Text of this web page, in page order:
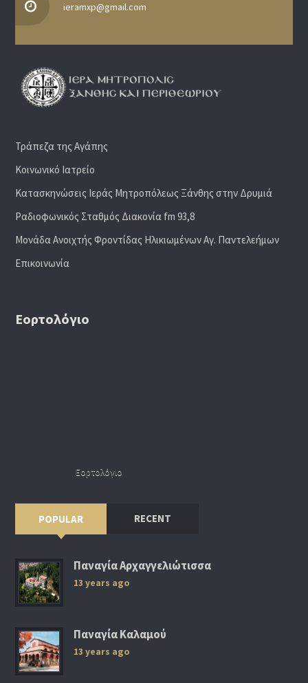
ieramxp@gmail.com
Τράπεζα της Αγάπης
Κοινωνικό Ιατρείο
Κατασκηνώσεις Ιεράς Μητροπόλεως Ξάνθης στην Δρυμιά
Ραδιoφωνικός Σταθμός Διακονία fm 93,8
Μονάδα Ανοιχτής Φροντίδας Ηλικιωμένων Αγ. Παντελεήμων
Επικοινωνία
Εορτολόγιο
Εορτολόγιο
POPULAR RECENT
Παναγία Αρχαγγελιώτισσα
13 years ago
Παναγία Καλαμού
13 years ago